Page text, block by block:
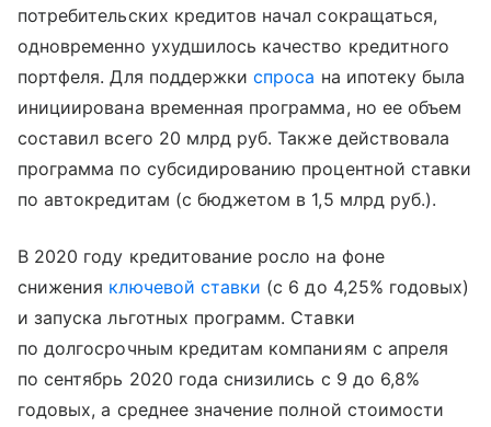
потребительских кредитов начал сокращаться,
одновременно ухудшилось качество кредитного
портфеля. Для поддержкиспроса на ипотеку была
инициирована временная программа, но ее объем
составил всего 20 млрд руб. Также действовала
программа по субсидированию процентной ставки
по автокредитам (с бюджетом в 1,5 млрд руб.).
В 2020 году кредитование росло на фоне
снижения ключевой ставки (с 6 до 4,25% годовых)
и запуска льготных программ. Ставки
по долгосрочным кредитам компаниям с апреля
по сентябрь 2020 года снизились с 9 до 6,8%
годовых, а среднее значение полной стоимости